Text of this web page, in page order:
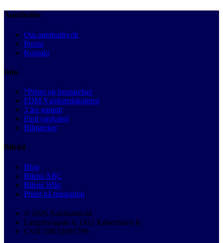
Autobutler
Om autobutler.dk
Presse
Kontakt
Info
*Priser og besparelser
FDM Værkstedskontrol
3 års garanti
Find værksted
Bilmærker
Bilråd
Blog
Bilens ABC
Bilens Wiki
Priser på reparation
© 2026 Autobutler.dk
Langebrogade 4, 1411 København K
CVR: DK32891799